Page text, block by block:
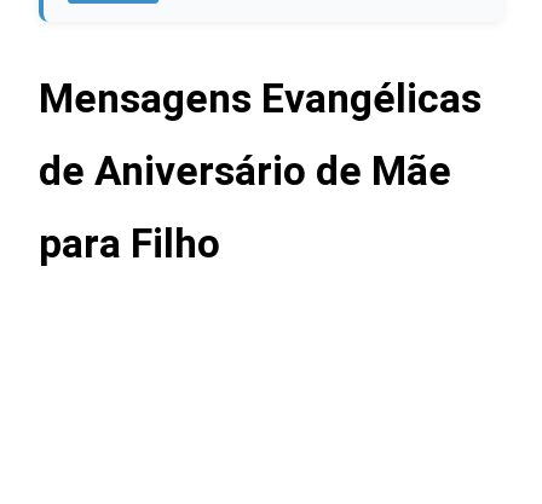
Mensagens Evangélicas
de Aniversário de Mãe
para Filho